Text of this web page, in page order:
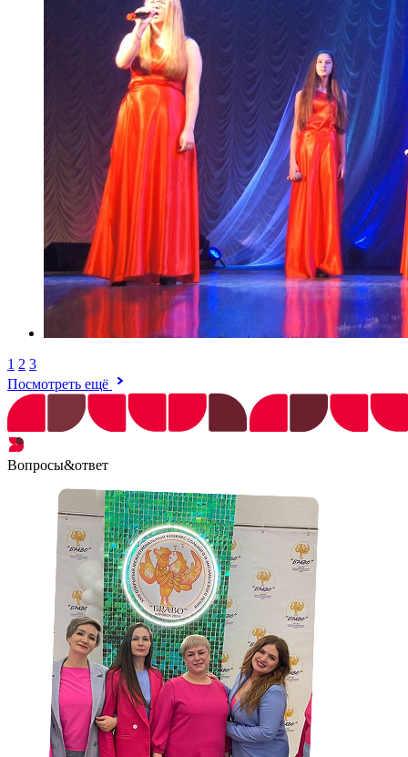
1 2 3
Посмотреть ещё
Написать на почту
Позвонить в ДК К началу блока
Вопросы&ответ